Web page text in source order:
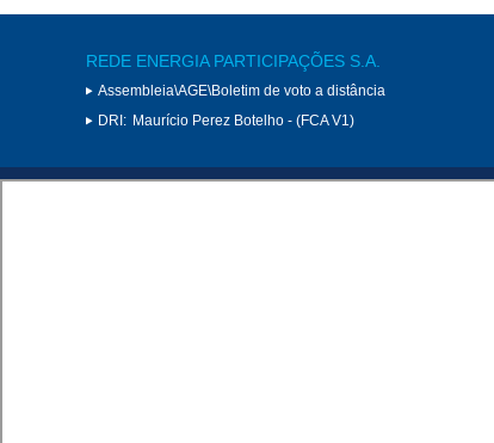
REDE ENERGIA PARTICIPAÇÕES S.A.
Assembleia\AGE\Boletim de voto a distância
DRI: Maurício Perez Botelho - (FCA V1)